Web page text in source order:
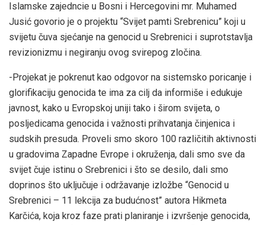
Islamske zajedncie u Bosni i Hercegovini mr. Muhamed
Jusić govorio je o projektu “Svijet pamti Srebrenicu” koji u
svijetu čuva sjećanje na genocid u Srebrenici i suprotstavlja
revizionizmu i negiranju ovog svirepog zločina.
-Projekat je pokrenut kao odgovor na sistemsko poricanje i
glorifikaciju genocida te ima za cilj da informiše i edukuje
javnost, kako u Evropskoj uniji tako i širom svijeta, o
posljedicama genocida i važnosti prihvatanja činjenica i
sudskih presuda. Proveli smo skoro 100 različitih aktivnosti
u gradovima Zapadne Evrope i okruženja, dali smo sve da
svijet čuje istinu o Srebrenici i što se desilo, dali smo
doprinos što uključuje i održavanje izložbe “Genocid u
Srebrenici – 11 lekcija za budućnost” autora Hikmeta
Karčića, koja kroz faze prati planiranje i izvršenje genocida,